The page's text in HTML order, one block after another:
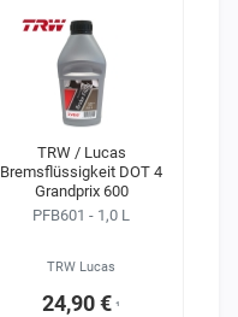
TRW / Lucas
Bremsflüssigkeit DOT 4
Grandprix 600
PFB601 - 1,0 L
TRW Lucas
24,90 € ¹